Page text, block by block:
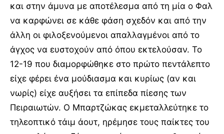
και στην άμυνα με αποτέλεσμα από τη μία ο Φαλ
να καρφώνει σε κάθε φάση σχεδόν και από την
άλλη οι φιλοξενούμενοι απαλλαγμένοι από το
άγχος να ευστοχούν από όπου εκτελούσαν. Το
12-19 που διαμορφώθηκε στο πρώτο πεντάλεπτο
είχε φέρει ένα μούδιασμα και κυρίως (αν και
νωρίς) είχε αυξήσει τα επίπεδα πίεσης των
Πειραιωτών. Ο Μπαρτζώκας εκμεταλλεύτηκε το
τηλεοπτικό τάιμ άουτ, ηρέμησε τους παίκτες του